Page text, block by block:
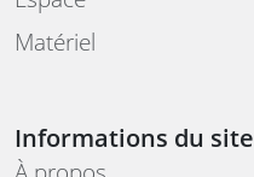
Matériel
Informations du site